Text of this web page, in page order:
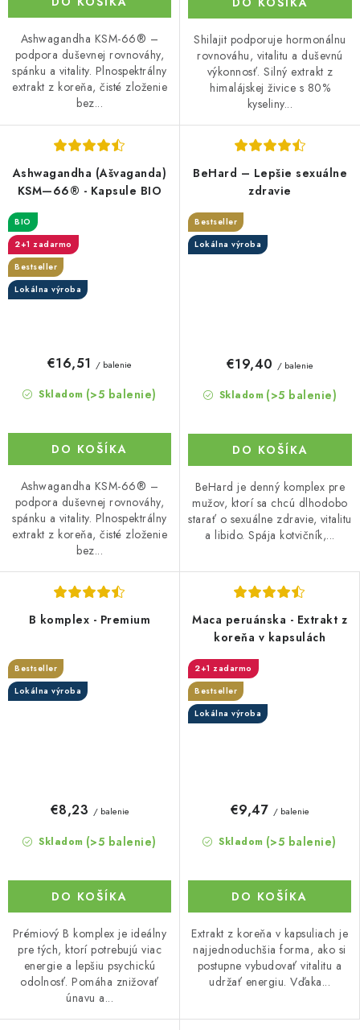
Ashwagandha KSM-66® –
podpora duševnej rovnováhy,
spánku a vitality. Plnospektrálny
extrakt z koreňa, čisté zloženie
bez...
Shilajit podporuje hormonálnu
rovnováhu, vitalitu a duševnú
výkonnosť. Silný extrakt z
himalájskej živice s 80%
kyseliny...
Ashwagandha (Ašvaganda)
KSM—66® - Kapsule BIO
BIO
2+1 zadarmo
Bestseller
Lokálna výroba
Skladom (>5 balenie)
€16,51 / balenie
DO KOŠÍKA
Ashwagandha KSM-66® –
podpora duševnej rovnováhy,
spánku a vitality. Plnospektrálny
extrakt z koreňa, čisté zloženie
bez...
BeHard – Lepšie sexuálne
zdravie
Bestseller
Lokálna výroba
Skladom (>5 balenie)
€19,40 / balenie
DO KOŠÍKA
BeHard je denný komplex pre
mužov, ktorí sa chcú dlhodobo
starať o sexuálne zdravie, vitalitu
a libido. Spája kotvičník,...
B komplex - Premium
Bestseller
Lokálna výroba
Skladom (>5 balenie)
€8,23 / balenie
DO KOŠÍKA
Prémiový B komplex je ideálny
pre tých, ktorí potrebujú viac
energie a lepšiu psychickú
odolnosť. Pomáha znižovať
únavu a...
Maca peruánska - Extrakt z
koreňa v kapsulách
2+1 zadarmo
Bestseller
Lokálna výroba
Skladom (>5 balenie)
€9,47 / balenie
DO KOŠÍKA
Extrakt z koreňa v kapsuliach je
najjednoduchšia forma, ako si
postupne vybudovať vitalitu a
udržať energiu. Vďaka...